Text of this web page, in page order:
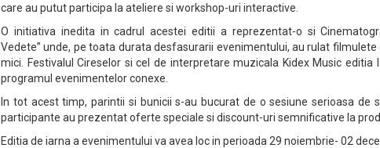
care au putut participa la ateliere si workshop-uri interactive.
O initiativa inedita in cadrul acestei editii a reprezentat-o si
Vedete” unde, pe toata durata desfasurarii evenimentului, au rulat
mici. Festivalul Cireselor si cel de interpretare muzicala Kidex Music editia
programul evenimentelor conexe.
In tot acest timp, parintii si bunicii s-au bucurat de o sesiune serioasa de
participante au prezentat oferte speciale si discount-uri semnificative la
Editia de iarna a evenimentului va avea loc in perioada 29 noiembrie- 02